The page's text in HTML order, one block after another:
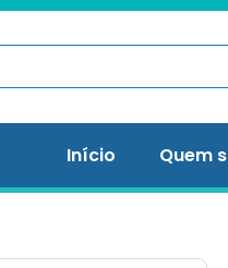
Início Quem